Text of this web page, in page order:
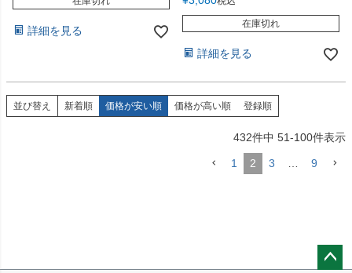
詳細を見る
在庫切れ
詳細を見る
並び替え 新着順 価格が安い順 価格が高い順 登録順
432件中 51-100件表示
1 2 3 … 9